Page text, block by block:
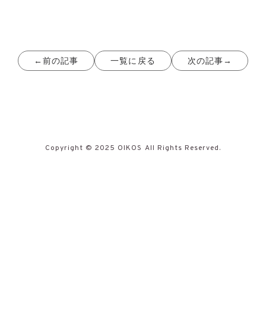
前の記事 一覧に戻る 次の記事
Copyright © 2025 OIKOS All Rights Reserved.